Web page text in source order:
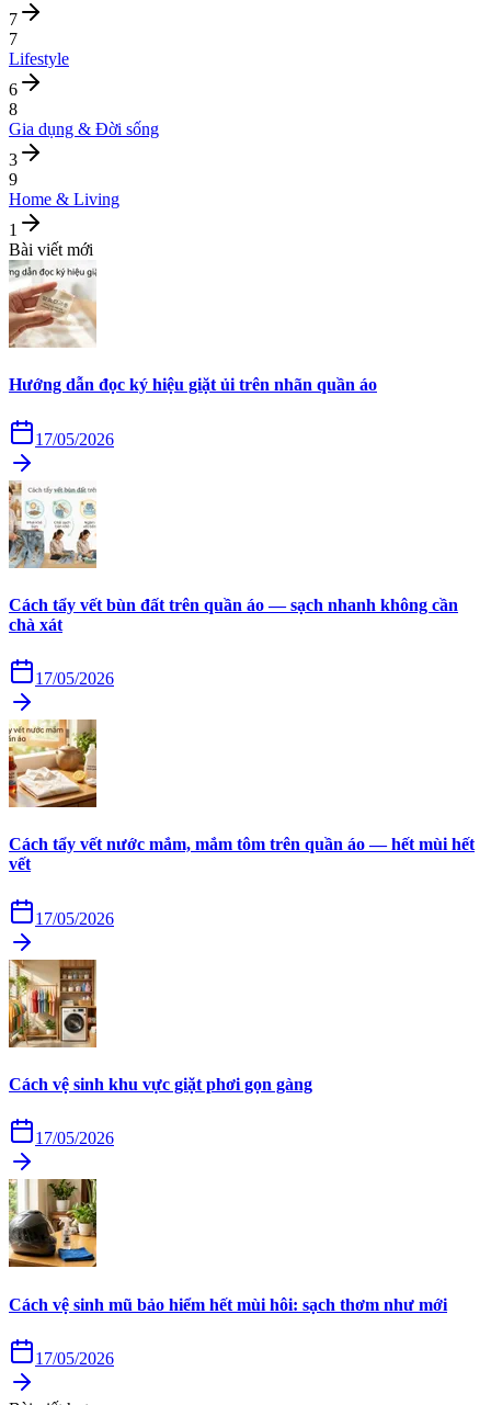
7
7
Lifestyle
6
8
Gia dụng & Đời sống
3
9
Home & Living
1
Bài viết mới
Hướng dẫn đọc ký hiệu giặt ủi trên nhãn quần áo
17/05/2026
Cách tẩy vết bùn đất trên quần áo — sạch nhanh không cần
chà xát
17/05/2026
Cách tẩy vết nước mắm, mắm tôm trên quần áo — hết mùi hết
vết
17/05/2026
Cách vệ sinh khu vực giặt phơi gọn gàng
17/05/2026
Cách vệ sinh mũ bảo hiểm hết mùi hôi: sạch thơm như mới
17/05/2026